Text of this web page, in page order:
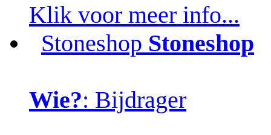
Klik voor meer info...
Stoneshop Stoneshop
Wie?: Bijdrager